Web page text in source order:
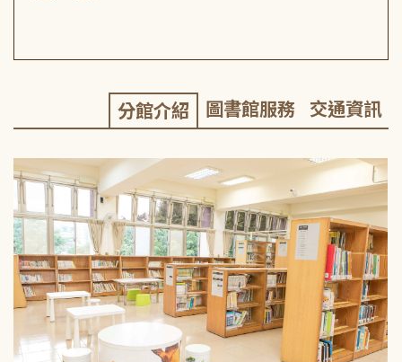
分館介紹 圖書館服務 交通資訊